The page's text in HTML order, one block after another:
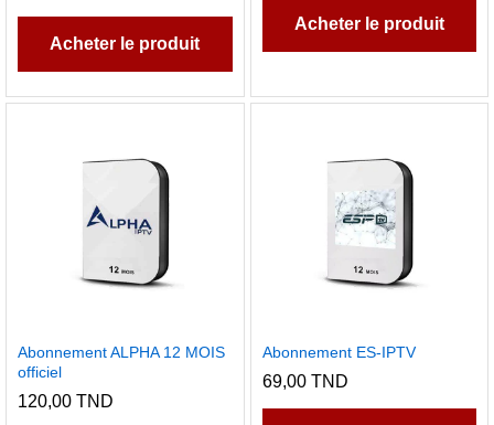
Acheter le produit
Acheter le produit
Abonnement ALPHA 12 MOIS
officiel
120,00 TND
Abonnement ES-IPTV
69,00 TND